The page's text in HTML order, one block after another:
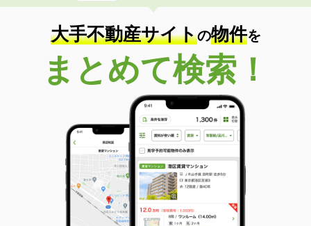
建物面積 77.02m²
土地面積
114.06m²
広島県東広島市黒瀬楢原北３
価 格
580万円
広島県東広島市黒瀬楢原北３
109.3m²
土地面積 273m²
広島県広島市安佐南区長束西２
価 格
2,780万円
住 所
広島県広島市安佐南区長束西２
建物面積 143.79m²
大手不動産サイトの物件を
まとめて検索！